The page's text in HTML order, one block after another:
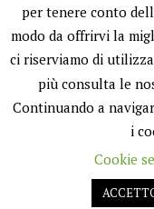
ISCRIVITI
per tenere conto
modo da offrirvi la
ci riserviamo di
più consulta le
Continuando a
i
Cookie